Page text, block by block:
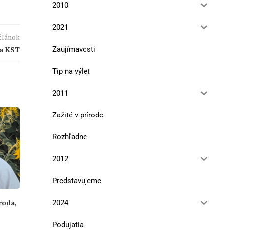
KST
Najviac si cením vzťahy
Marmolada je mojou
2010
2021
Zaujímavosti
Tip na výlet
2011
Zažité v prírode
Rozhľadne
2012
Predstavujeme
2024
Podujatia